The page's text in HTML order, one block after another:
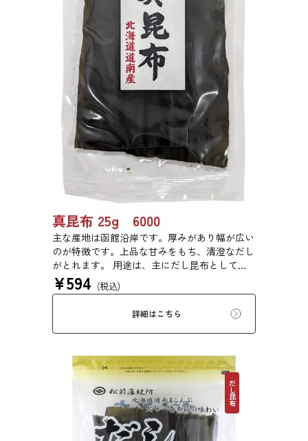
真昆布 25g 6000
主な産地は函館沿岸です。厚みがあり幅が広い
のが特徴です。上品な甘みをもち、清澄なだし
がとれます。 用途は、主にだし昆布として利
用するほか、佃煮や塩昆布などに用いられま
す。
¥594 (税込)
詳細はこちら
だし昆布